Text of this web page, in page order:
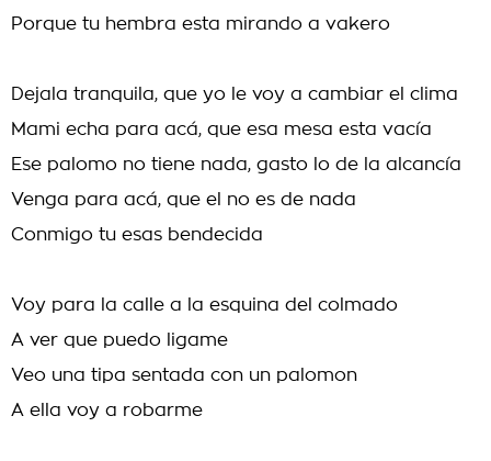
Porque tu hembra esta mirando a vakero
Dejala tranquila, que yo le voy a cambiar el clima
Mami echa para acá, que esa mesa esta vacía
Ese palomo no tiene nada, gasto lo de la alcancía
Venga para acá, que el no es de nada
Conmigo tu esas bendecida
Voy para la calle a la esquina del colmado
A ver que puedo ligame
Veo una tipa sentada con un palomon
A ella voy a robarme